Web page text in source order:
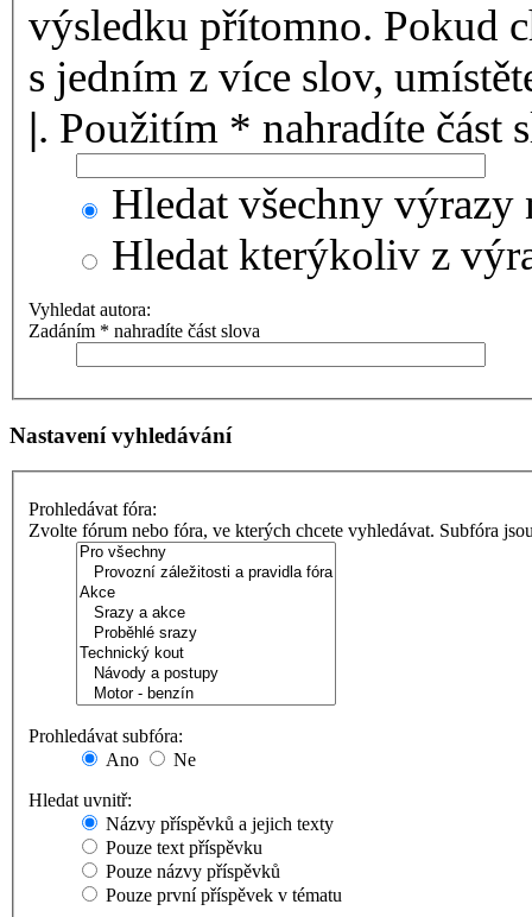
výsledku přítomno. Pokud
s jedním z více slov,
|. Použitím * nahradíte část
Hledat všechny výrazy
Hledat kterýkoliv z
Vyhledat autora:
Zadáním * nahradíte část slova
Nastavení vyhledávání
Prohledávat fóra:
Zvolte fórum nebo fóra, ve kterých chcete vyhledávat. Subfóra
Prohledávat subfóra:
Ano
Ne
Hledat uvnitř:
Názvy příspěvků a jejich texty
Pouze text příspěvku
Pouze názvy příspěvků
Pouze první příspěvek v tématu